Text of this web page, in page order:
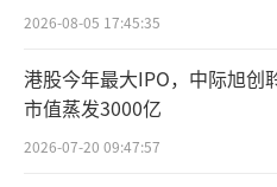
立讯精密赴港IPO
7月2日晚间，立
称，公司目前正在筹划
市。
2026-08-05 17:45:35
港股今年最大IPO，中际旭创
市值蒸发3000亿
2026-07-20 09:47:57